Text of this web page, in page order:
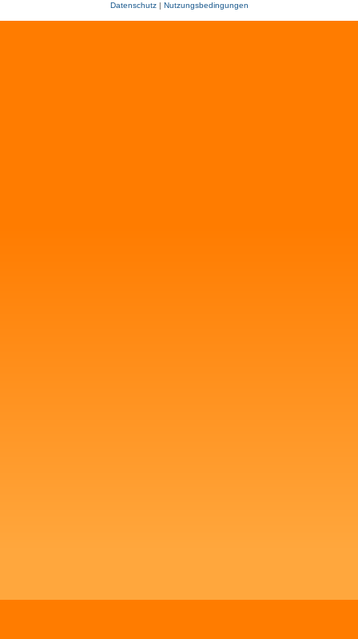
Datenschutz| Nutzungsbedingungen